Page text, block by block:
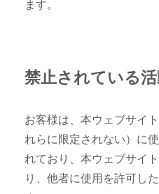
ます。
禁止されている
お客様は、本ウェブサイ
れらに限定されない）に
れており、本ウェブサイ
り、他者に使用を許可し